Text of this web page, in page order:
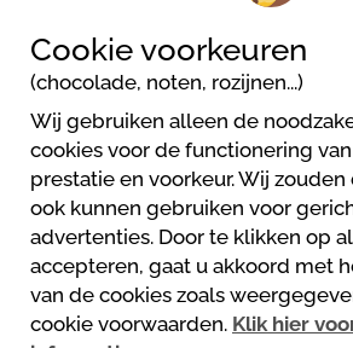
4360 Grein
+43 676 6679863
info@donaucamping-
Website
Donau Camping
+43 676 6679863
info@donaucamping-
Cookie voorkeuren
(chocolade, noten, rozijnen...)
Wij gebruiken alleen de
cookies voor de functionering
prestatie en voorkeur. Wij zouden
ook kunnen gebruiken voor
advertenties. Door te klikken op
accepteren, gaat u akkoord met
van de cookies zoals
cookie voorwaarden. Klik hier